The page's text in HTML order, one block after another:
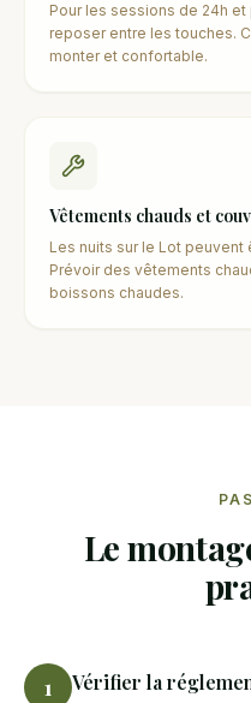
Pour les sessions de 24h
reposer entre les touches.
monter et confortable.
Vêtements chauds et
Les nuits sur le Lot
Prévoir des vêtements
boissons chaudes.
Le
1 Vérifier la